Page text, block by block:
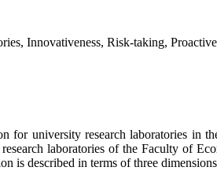
Innovativeness, Risk-taking,
for university research laboratories in
laboratories of the Faculty of
is described in terms of three